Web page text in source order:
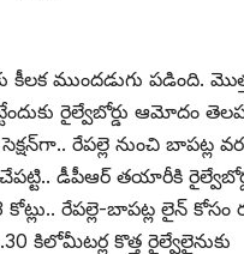
కీలక ముందడుగు పడింది.
రైల్వేబోర్డు ఆమోదం
రేపల్లె నుంచి బాపట్ల
డీపీఆర్‌ ‌తయారీకి
రేపల్లె-బాపట్ల లైన్‌ ‌కోసం
కిలోమీటర్ల కొత్త రైల్వేలైనుకు